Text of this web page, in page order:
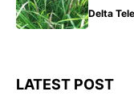
Delta
LATEST POST